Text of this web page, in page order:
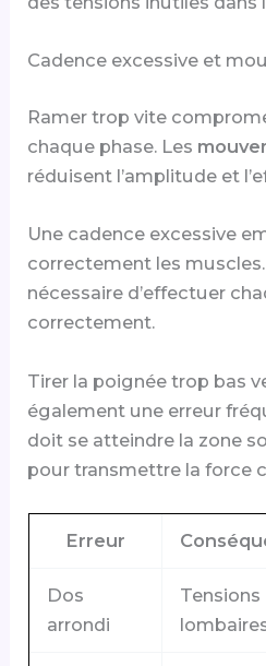
Cadence excessive et
Ramer trop vite
chaque phase. Les
réduisent l’amplitude et
Une cadence excessive
correctement les
nécessaire d’effectuer
correctement.
Tirer la poignée trop bas
également une erreur
doit se atteindre la zone
pour transmettre la force
Erreur
Dos
arrondi
Tensions